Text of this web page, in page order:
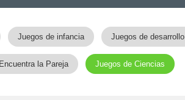
Juegos de infancia Juegos de desarrollo
la Pareja Juegos de Ciencias